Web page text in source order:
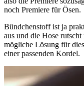
noch Premiere für Ösen.
Bündchenstoff ist ja
aus und die Hose
mögliche Lösung für
einer passenden Kordel.